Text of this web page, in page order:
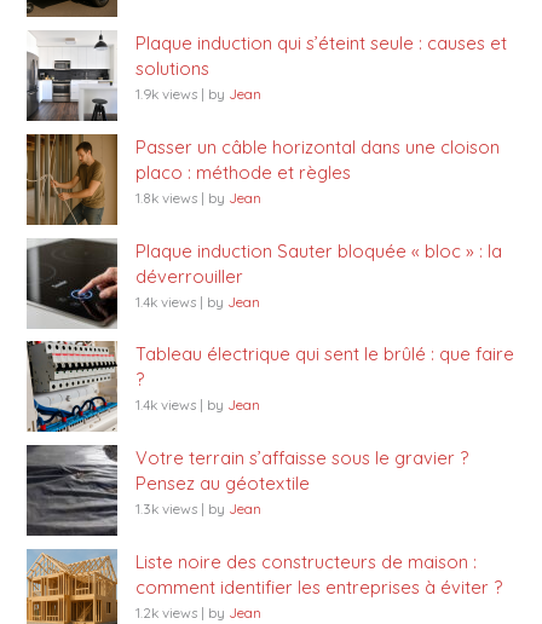
Plaque induction qui s’éteint seule : causes et
solutions
1.9k views | by Jean
Passer un câble horizontal dans une cloison
placo : méthode et règles
1.8k views | by Jean
Plaque induction Sauter bloquée « bloc » : la
déverrouiller
1.4k views | by Jean
Tableau électrique qui sent le brûlé : que faire
?
1.4k views | by Jean
Votre terrain s’affaisse sous le gravier ?
Pensez au géotextile
1.3k views | by Jean
Liste noire des constructeurs de maison :
comment identifier les entreprises à éviter ?
1.2k views | by Jean